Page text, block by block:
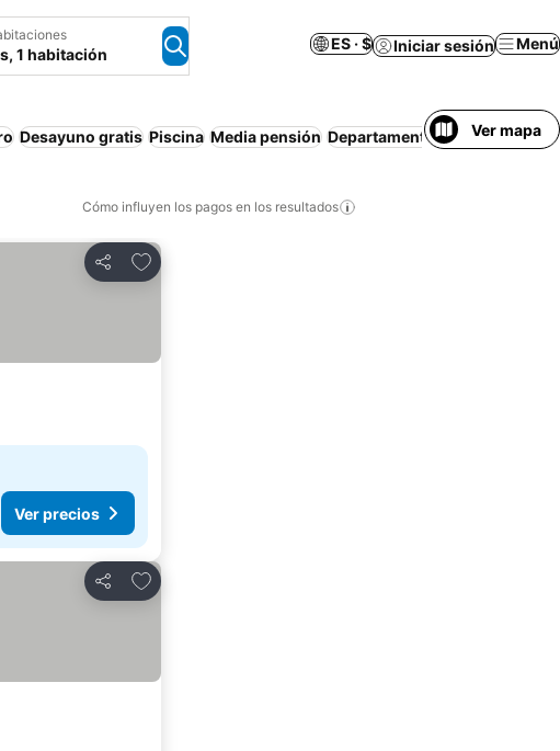
1 habitación
ES · $ Iniciar sesión Menú
Desayuno gratis Piscina Media pensión Departamento equipado
Ver mapa
Cómo influyen los pagos en los resultados
Compartir
Añadir a favoritos
Ver precios
Compartir
Añadir a favoritos